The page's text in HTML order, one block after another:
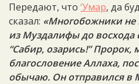
Передают, что ‘Умар, да
сказал: «Многобожники
из Муздалифы до восхода
“Сабир, озарись!” Пророк,
благословение Аллаха,
обычаю. Он отправился в